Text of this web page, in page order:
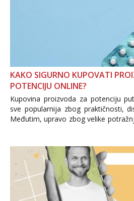
KAKO SIGURNO KUPOVATI
POTENCIJU ONLINE?
Kupovina proizvoda za potenciju
sve popularnija zbog praktičnosti,
Međutim, upravo zbog velike
i brojni krivotvoreni proizvodi,